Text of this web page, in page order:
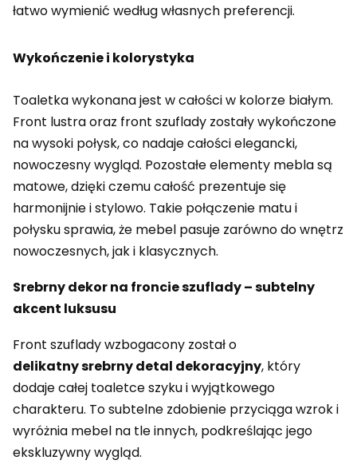
łatwo wymienić według własnych preferencji.
Wykończenie i kolorystyka
Toaletka wykonana jest w całości w kolorze białym.
Front lustra oraz front szuflady zostały wykończone
na wysoki połysk, co nadaje całości elegancki,
nowoczesny wygląd. Pozostałe elementy mebla są
matowe, dzięki czemu całość prezentuje się
harmonijnie i stylowo. Takie połączenie matu i
połysku sprawia, że mebel pasuje zarówno do wnętrz
nowoczesnych, jak i klasycznych.
Srebrny dekor na froncie szuflady – subtelny
akcent luksusu
Front szuflady wzbogacony został o
delikatny srebrny detal dekoracyjny, który
dodaje całej toaletce szyku i wyjątkowego
charakteru. To subtelne zdobienie przyciąga wzrok i
wyróżnia mebel na tle innych, podkreślając jego
ekskluzywny wygląd.